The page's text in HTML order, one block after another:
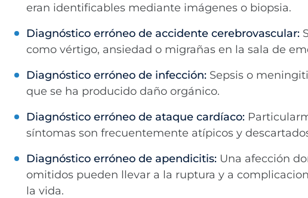
eran identificables mediante imágenes o biopsia.
Diagnóstico erróneo de accidente cerebrovascular:
como vértigo, ansiedad o migrañas en la sala de
Diagnóstico erróneo de infección: Sepsis o
que se ha producido daño orgánico.
Diagnóstico erróneo de ataque cardíaco:
síntomas son frecuentemente atípicos y
Diagnóstico erróneo de apendicitis: Una afección
omitidos pueden llevar a la ruptura y a
la vida.